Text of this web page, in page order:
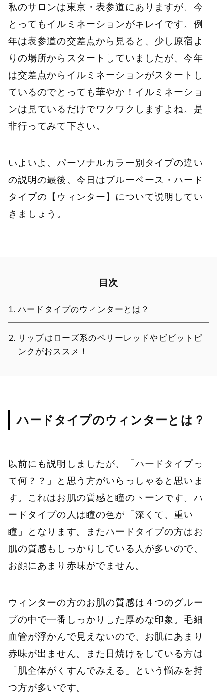
私のサロンは東京・表参道にありますが、今
とってもイルミネーションがキレイです。例
年は表参道の交差点から見ると、少し原宿よ
りの場所からスタートしていましたが、今年
は交差点からイルミネーションがスタートし
ているのでとっても華やか！イルミネーショ
ンは見ているだけでワクワクしますよね。是
非行ってみて下さい。
いよいよ、パーソナルカラー別タイプの違い
の説明の最後、今日はブルーベース・ハード
タイプの【ウィンター】について説明してい
きましょう。
目次
ハードタイプのウィンターとは？
リップはローズ系のベリーレッドやビビットピ
ンクがおススメ！
ハードタイプのウィンターとは？
以前にも説明しましたが、「ハードタイプっ
て何？？」と思う方がいらっしゃると思いま
す。これはお肌の質感と瞳のトーンです。ハ
ードタイプの人は瞳の色が「深くて、重い
瞳」となります。またハードタイプの方はお
肌の質感もしっかりしている人が多いので、
お顔にあまり赤味がでません。
ウィンターの方のお肌の質感は４つのグルー
プの中で一番しっかりした厚めな印象。毛細
血管が浮かんで見えないので、お肌にあまり
赤味が出ません。また日焼けをしている方は
「肌全体がくすんでみえる」という悩みを持
つ方が多いです。